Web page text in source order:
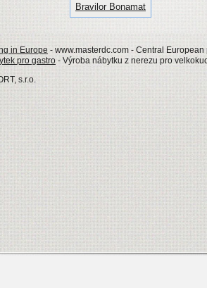
Bravilor Bonamat
in Europe - www.masterdc.com - Central
pro gastro - Výroba nábytku z nerezu pro
s.r.o.